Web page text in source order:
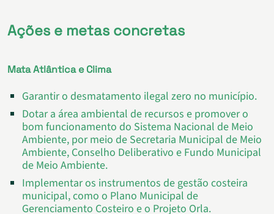
Ações e metas concretas
Mata Atlântica e Clima
Garantir o desmatamento ilegal zero no município.
Dotar a área ambiental de recursos e promover o
bom funcionamento do Sistema Nacional de Meio
Ambiente, por meio de Secretaria Municipal de Meio
Ambiente, Conselho Deliberativo e Fundo Municipal
de Meio Ambiente.
Implementar os instrumentos de gestão costeira
municipal, como o Plano Municipal de
Gerenciamento Costeiro e o Projeto Orla.